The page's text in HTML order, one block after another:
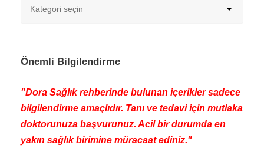
Önemli Bilgilendirme
"Dora Sağlık rehberinde bulunan içerikler sadece
bilgilendirme amaçlıdır. Tanı ve tedavi için mutlaka
doktorunuza başvurunuz. Acil bir durumda en
yakın sağlık birimine müracaat ediniz."